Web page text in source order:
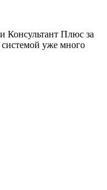
Консультант Плюс за
уже много